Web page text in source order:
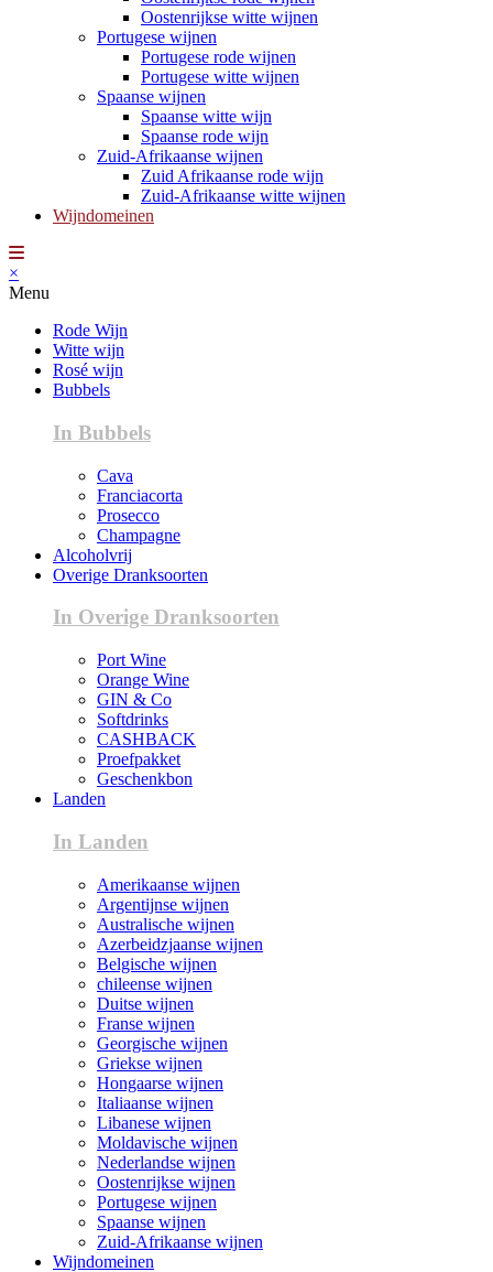
Oostenrijkse witte wijnen
Portugese wijnen
Portugese rode wijnen
Portugese witte wijnen
Spaanse wijnen
Spaanse witte wijn
Spaanse rode wijn
Zuid-Afrikaanse wijnen
Zuid Afrikaanse rode wijn
Zuid-Afrikaanse witte wijnen
Wijndomeinen
×
Menu
Rode Wijn
Witte wijn
Rosé wijn
Bubbels
In Bubbels
Cava
Franciacorta
Prosecco
Champagne
Alcoholvrij
Overige Dranksoorten
In Overige Dranksoorten
Port Wine
Orange Wine
GIN & Co
Softdrinks
CASHBACK
Proefpakket
Geschenkbon
Landen
In Landen
Amerikaanse wijnen
Argentijnse wijnen
Australische wijnen
Azerbeidzjaanse wijnen
Belgische wijnen
chileense wijnen
Duitse wijnen
Franse wijnen
Georgische wijnen
Griekse wijnen
Hongaarse wijnen
Italiaanse wijnen
Libanese wijnen
Moldavische wijnen
Nederlandse wijnen
Oostenrijkse wijnen
Portugese wijnen
Spaanse wijnen
Zuid-Afrikaanse wijnen
Wijndomeinen